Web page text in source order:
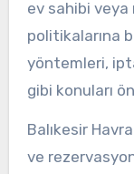
ev sahibi
politikalarına
yöntemleri,
gibi konuları
Balıkesir
ve